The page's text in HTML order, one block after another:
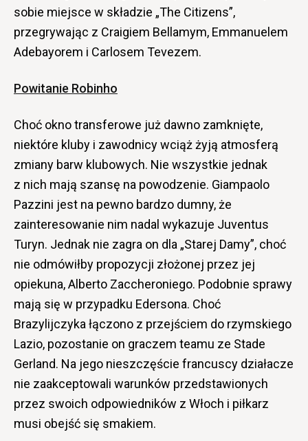
sobie miejsce w składzie „The Citizens”,
przegrywając z Craigiem Bellamym, Emmanuelem
Adebayorem i Carlosem Tevezem.
Powitanie Robinho
Choć okno transferowe już dawno zamknięte,
niektóre kluby i zawodnicy wciąż żyją atmosferą
zmiany barw klubowych. Nie wszystkie jednak
z nich mają szansę na powodzenie. Giampaolo
Pazzini jest na pewno bardzo dumny, że
zainteresowanie nim nadal wykazuje Juventus
Turyn. Jednak nie zagra on dla „Starej Damy”, choć
nie odmówiłby propozycji złożonej przez jej
opiekuna, Alberto Zaccheroniego. Podobnie sprawy
mają się w przypadku Edersona. Choć
Brazylijczyka łączono z przejściem do rzymskiego
Lazio, pozostanie on graczem teamu ze Stade
Gerland. Na jego nieszczęście francuscy działacze
nie zaakceptowali warunków przedstawionych
przez swoich odpowiedników z Włoch i piłkarz
musi obejść się smakiem.